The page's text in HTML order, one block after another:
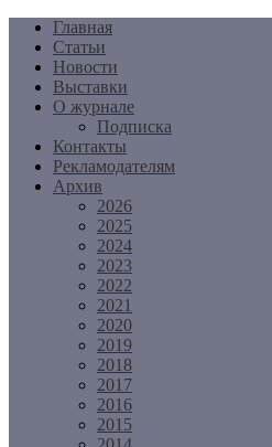
Перейти
содержимому
Главная
Статьи
Новости
Выставки
О журнале
Подписка
Контакты
Рекламодателям
Архив
2026
2025
2024
2023
2022
2021
2020
2019
2018
2017
2016
2015